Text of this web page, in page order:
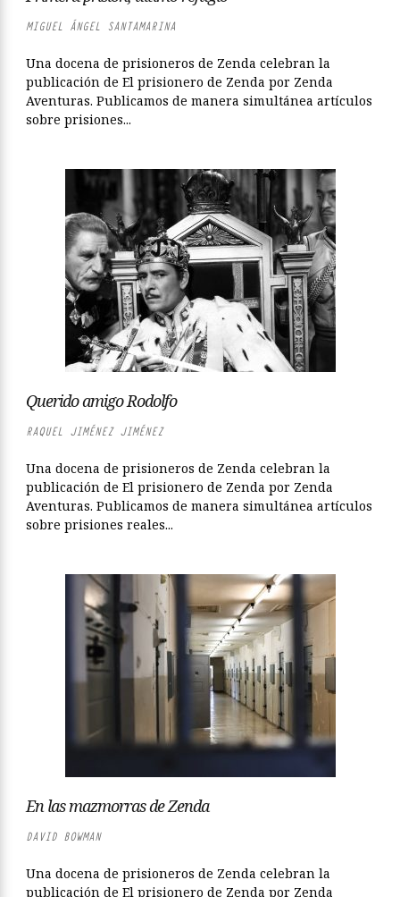
MIGUEL ÁNGEL SANTAMARINA
Una docena de prisioneros de Zenda celebran la
publicación de El prisionero de Zenda por Zenda
Aventuras. Publicamos de manera simultánea artículos
sobre prisiones...
Querido amigo Rodolfo
RAQUEL JIMÉNEZ JIMÉNEZ
Una docena de prisioneros de Zenda celebran la
publicación de El prisionero de Zenda por Zenda
Aventuras. Publicamos de manera simultánea artículos
sobre prisiones reales...
En las mazmorras de Zenda
DAVID BOWMAN
Una docena de prisioneros de Zenda celebran la
publicación de El prisionero de Zenda por Zenda